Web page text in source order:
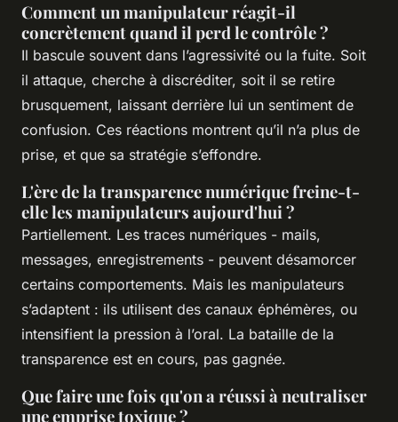
Comment un manipulateur réagit-il
concrètement quand il perd le contrôle ?
Il bascule souvent dans l’agressivité ou la fuite. Soit
il attaque, cherche à discréditer, soit il se retire
brusquement, laissant derrière lui un sentiment de
confusion. Ces réactions montrent qu’il n’a plus de
prise, et que sa stratégie s’effondre.
L'ère de la transparence numérique freine-t-
elle les manipulateurs aujourd'hui ?
Partiellement. Les traces numériques - mails,
messages, enregistrements - peuvent désamorcer
certains comportements. Mais les manipulateurs
s’adaptent : ils utilisent des canaux éphémères, ou
intensifient la pression à l’oral. La bataille de la
transparence est en cours, pas gagnée.
Que faire une fois qu'on a réussi à neutraliser
une emprise toxique ?